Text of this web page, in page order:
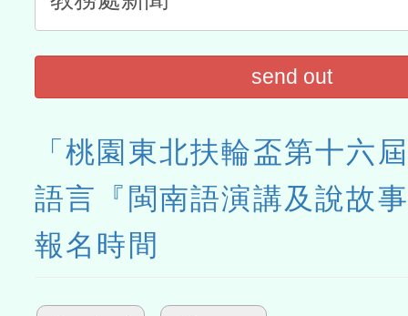
send out
「桃園東北扶輪盃第十六
語言『閩南語演講及說故
報名時間